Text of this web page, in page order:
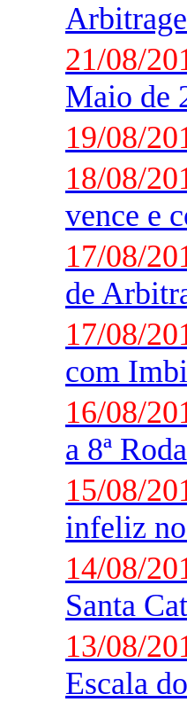
21/08/
Maio de
19/08/
18/08/
vence e
17/08/
de
17/08/
com
16/08/
a 8ª
15/08/
infeliz
14/08/
Santa
13/08/
Escala